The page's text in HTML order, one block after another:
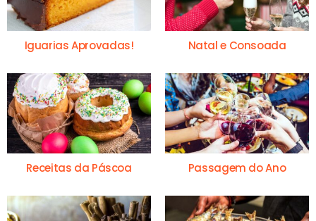
Iguarias Aprovadas! Natal e Consoada
Receitas da Páscoa Passagem do Ano